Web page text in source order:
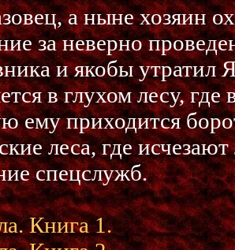
а ныне хозяин
за неверно
и якобы утратил
в глухом лесу,
ему приходится
леса, где
спецслужб.
Книга 1.